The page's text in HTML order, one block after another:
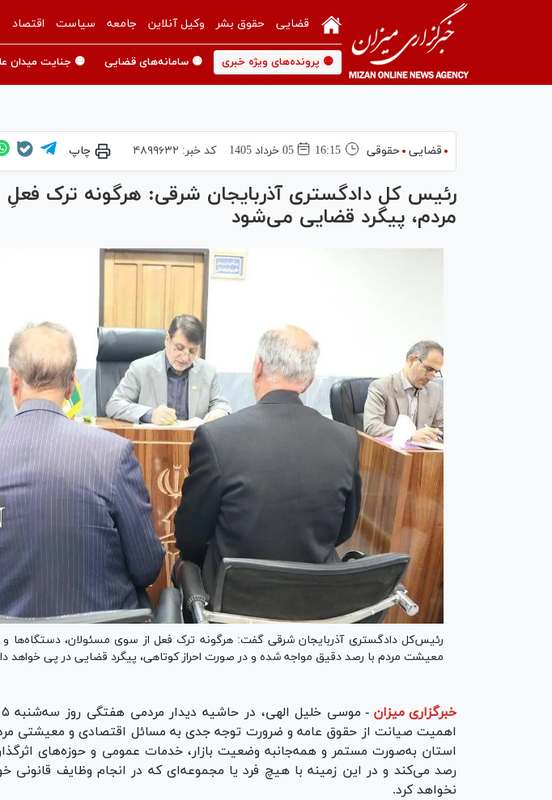
قضایی حقوق بشر وکیل آنلاین جامعه سیاست اقتصاد
🟡 پرونده‌های ویژه خبری 🟡 سامانه‌های قضایی 🟡 جنایت میدان
قضایی حقوقی 16:15 05 خرداد 1405 کد خبر: ۴۸۹۹۶۳۲ چاپ
رئیس کل دادگستری آذربایجان شرقی: هرگونه ترک
مردم، پیگرد قضایی می‌شود
رئیس‌کل دادگستری آذربایجان شرقی گفت: هرگونه ترک فعل از سوی مسئولان، دستگاه‌ها و
معیشت مردم با رصد دقیق مواجه شده و در صورت احراز کوتاهی، پیگرد قضایی در پی خواهد
خبرگزاری میزان -
اهمیت صیانت از حقوق عامه و ضرورت توجه جدی به مسائل اقتصادی و معیشتی
استان به‌صورت مستمر و همه‌جانبه وضعیت بازار، خدمات عمومی و حوزه‌های اثرگذار
رصد می‌کند و در این زمینه با هیچ فرد یا مجموعه‌ای که در انجام وظایف قانونی
نخواهد کرد.